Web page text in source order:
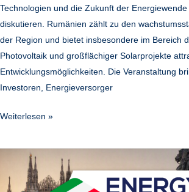
Technologien und die Zukunft der
diskutieren. Rumänien zählt zu den
der Region und bietet insbesondere im Bereich
Photovoltaik und großflächiger Solarprojekte
Entwicklungsmöglichkeiten. Die Veranstaltung
Investoren, Energieversorger
Weiterlesen »
Energyear
Italia